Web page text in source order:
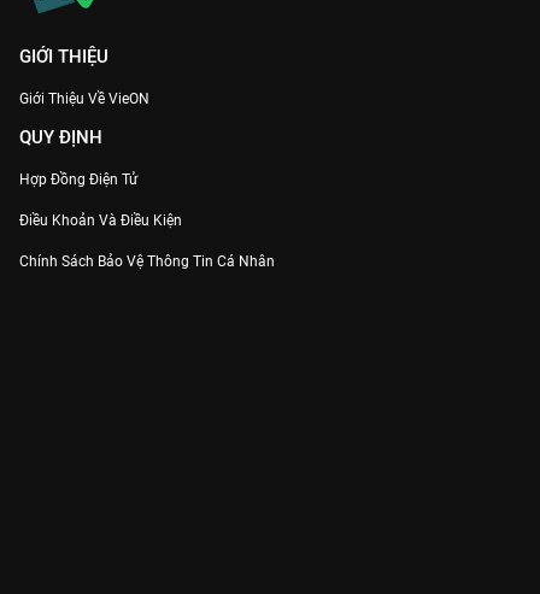
GIỚI THIỆU
Giới Thiệu Về VieON
QUY ĐỊNH
Hợp Đồng Điện Tử
Điều Khoản Và Điều Kiện
Chính Sách Bảo Vệ Thông Tin Cá Nhân